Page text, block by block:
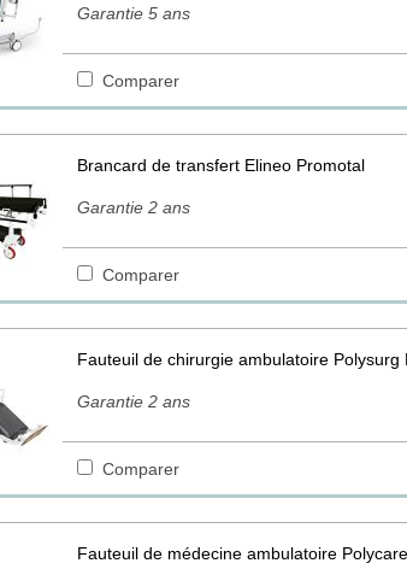
Garantie 5 ans
Comparer
Brancard de transfert Elineo Promotal
Garantie 2 ans
Comparer
Fauteuil de chirurgie ambulatoire Polysurg
Garantie 2 ans
Comparer
Fauteuil de médecine ambulatoire